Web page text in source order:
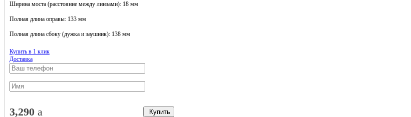
Ширина моста (расстояние между линзами): 18 мм
Полная длина оправы: 133 мм
Полная длина сбоку (дужка и заушник): 138 мм
Купить в 1 клик
Доставка
Купить
3,290 a